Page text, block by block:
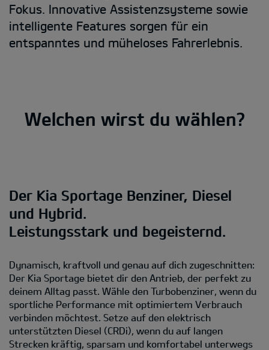
Fokus. Innovative Assistenzsysteme sowie
intelligente Features sorgen für ein
entspanntes und müheloses Fahrerlebnis.
Welchen wirst du wählen?
Der Kia Sportage Benziner, Diesel
und Hybrid.
Leistungsstark und begeisternd.
Dynamisch, kraftvoll und genau auf dich zugeschnitten:
Der Kia Sportage bietet dir den Antrieb, der perfekt zu
deinem Alltag passt. Wähle den Turbobenziner, wenn du
sportliche Performance mit optimiertem Verbrauch
verbinden möchtest. Setze auf den elektrisch
unterstützten Diesel (CRDi), wenn du auf langen
Strecken kräftig, sparsam und komfortabel unterwegs